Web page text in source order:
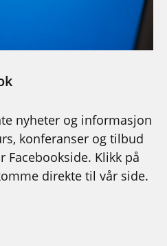
nyheter og informasjon
konferanser og tilbud
Facebookside. Klikk på
direkte til vår side.